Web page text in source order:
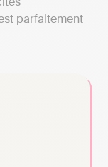
parfaitement